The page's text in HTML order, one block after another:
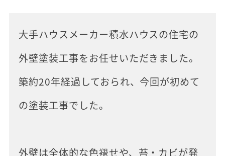
大手ハウスメーカー積水ハウスの住宅の
外壁塗装工事をお任せいただきました。
築約20年経過しておられ、今回が初めて
の塗装工事でした。
外壁は全体的な色褪せや、苔・カビが発